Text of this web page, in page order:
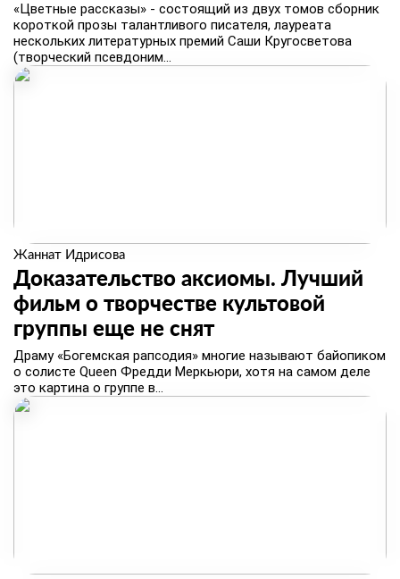
«Цветные рассказы» - состоящий из двух томов сборник
короткой прозы талантливого писателя, лауреата
нескольких литературных премий Саши Кругосветова
(творческий псевдоним...
Жаннат Идрисова
Доказательство аксиомы. Лучший
фильм о творчестве культовой
группы еще не снят
Драму «Богемская рапсодия» многие называют байопиком
о солисте Queen Фредди Меркьюри, хотя на самом деле
это картина о группе в...